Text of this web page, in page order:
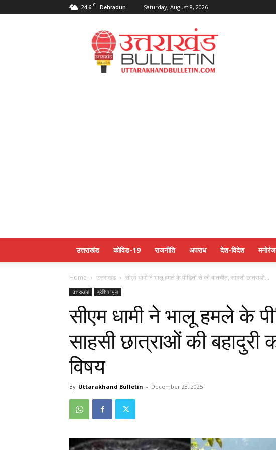
24.6 C Dehradun Saturday, August 8, 2026
Uttarakahnd
Bulletin
उत्तराखंड कोविड-19 राजनीति अपराध देश-विदेश
Home उत्तराखंड सीएम धामी ने भालू हमले के पीड़ितों से की बातचीत, साहसी छात्राओं...
उत्तराखंड ब्रेकिंग न्यूज़
सीएम धामी ने भालू हमले के
साहसी छात्राओं की बहादुरी
विषय
By Uttarakhand Bulletin - December 23, 2025